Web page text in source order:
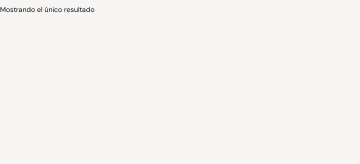
Mostrando el único resultado